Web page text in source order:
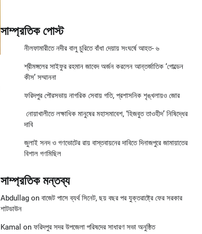
সাম্প্রতিক পোস্ট
নীলফামারীতে নদীর বালু চুরিতে বাঁধা দেয়ায় সংঘর্ষে আহত- ৬
শ্রীমঙ্গলের সাইফুর রহমান জাবেদ অর্জন করলেন আন্তর্জাতিক ‘গোল্ডেন
কীস’ সম্মাননা
ফরিদপুর পৌরসভায় নাগরিক সেবায় গতি, প্রশাসনিক শৃঙ্খলায়ও জোর
নোয়াখালীতে লক্ষাধিক মানুষের মহাসমাবেশ, ‘হিজবুত তাওহীদ’ নিষিদ্ধের
দাবি
জুলাই সনদ ও গণভোটের রায় বাস্তবায়নের দাবিতে দিনাজপুরে জামায়াতের
বিশাল গণমিছিল
সাম্প্রতিক মন্তব্য
Abdullagon বাজেট পাসে ব্যর্থ সিনেট, ছয় বছর পর যুক্তরাষ্ট্রে ফের সরকার
শাটডাউন
Kamal on ফরিদপুর সদর উপজেলা পরিষদের সাধারণ সভা অনুষ্ঠিত